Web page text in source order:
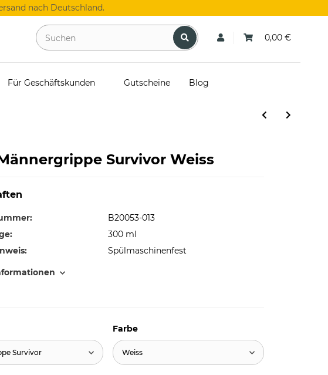
nach Deutschland.
0,00 €
Für Geschäftskunden Gutscheine Blog
Survivor Weiss
B20053-013
300 ml
Spülmaschinenfest
Survivor
Farbe
Weiss